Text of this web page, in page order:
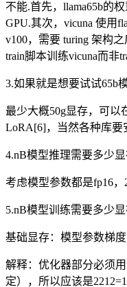
不能.首先，llama65b的
GPU.其次，vicuna 使用
v100，需要 turing 架构
train脚本训练vicuna而非
3.如果就是想要试试65b
最少大概50g显存，可以
LoRA[6]，当然各种库要
4.nB模型推理需要多少显
考虑模型参数都是fp16
5.nB模型训练需要多少显
基础显存：模型参数梯
解释：优化器部分必须
定），所以应该是